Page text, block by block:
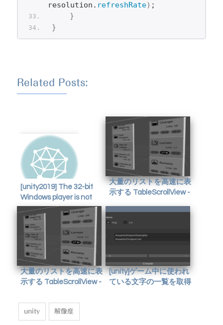
resolution. refreshRate) ;
}
}
Related Posts:
[unity2019] The 32-bit
Windows player is not
currently supported by
the Input System.
大量のリストを高速に表
示する TableScrollView -
大量のリストを高速に表
示する TableScrollView -
[unity]ゲーム中に使われ
ている文字の一覧を取得
unity 解像度